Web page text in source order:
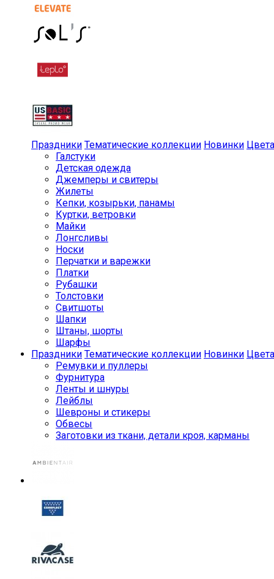
Праздники Тематические коллекции Новинки Цвета
Галстуки
Детская одежда
Джемперы и свитеры
Жилеты
Кепки, козырьки, панамы
Куртки, ветровки
Майки
Лонгсливы
Носки
Перчатки и варежки
Платки
Рубашки
Толстовки
Свитшоты
Шапки
Штаны, шорты
Шарфы
Праздники Тематические коллекции Новинки Цвета
Ремувки и пуллеры
Фурнитура
Ленты и шнуры
Лейблы
Шевроны и стикеры
Обвесы
Заготовки из ткани, детали кроя, карманы